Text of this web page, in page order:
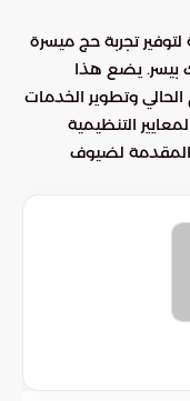
لتوفير تجربة حج ميسرة
بيسر. يضع هذا
الحالي وتطوير الخدمات
التنظيمية
المقدمة لضيوف